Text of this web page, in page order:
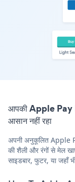
आपकी Apple Pay
आसान नहीं रहा
अपनी अनुकूलित Apple
की शैली और रंगों से मेल
साइडबार, फुटर, या जहाँ